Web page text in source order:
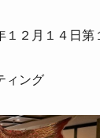
２月１４日第
ィング